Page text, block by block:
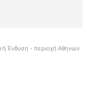
Ένδυση - περιοχή Αθηνών